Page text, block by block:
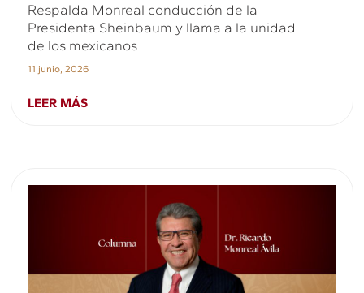
Respalda Monreal conducción de la
Presidenta Sheinbaum y llama a la unidad
de los mexicanos
11 junio, 2026
LEER MÁS